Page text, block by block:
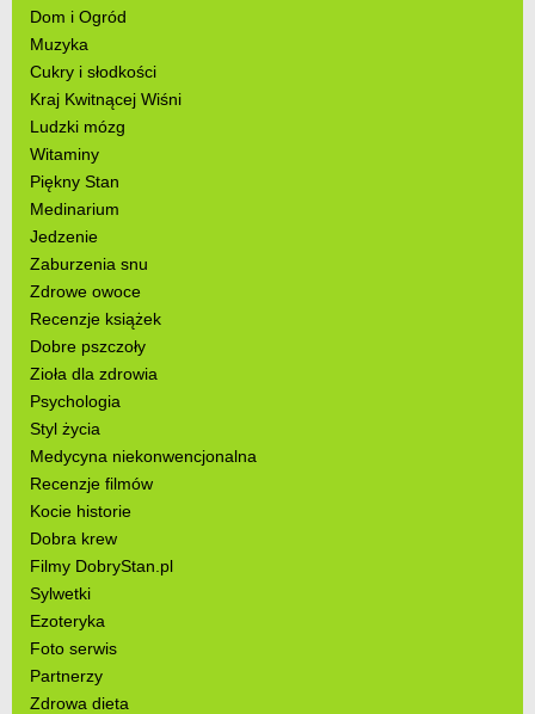
Dom i Ogród
Muzyka
Cukry i słodkości
Kraj Kwitnącej Wiśni
Ludzki mózg
Witaminy
Piękny Stan
Medinarium
Jedzenie
Zaburzenia snu
Zdrowe owoce
Recenzje książek
Dobre pszczoły
Zioła dla zdrowia
Psychologia
Styl życia
Medycyna niekonwencjonalna
Recenzje filmów
Kocie historie
Dobra krew
Filmy DobryStan.pl
Sylwetki
Ezoteryka
Foto serwis
Partnerzy
Zdrowa dieta